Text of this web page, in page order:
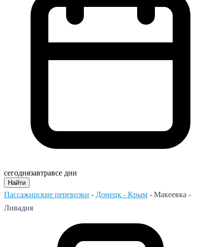
сегоднязавтравсе дни
Найти
Пассажирские перевозки - Донецк - Крым - Макеевка -
Ливадия